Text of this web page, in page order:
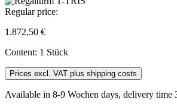
Regular price:
1.872,50 €
Content: 1 Stück
Prices excl. VAT plus shipping costs
Available in 8-9 Wochen days, delivery time